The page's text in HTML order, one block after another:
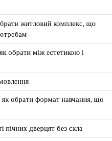
житловий комплекс, що
обрати між естетикою і
як обрати формат навчання, що
пічних дверцят без скла